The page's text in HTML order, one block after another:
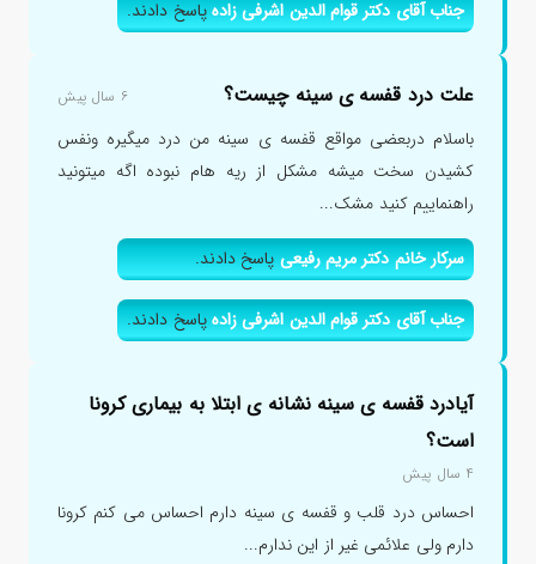
جناب آقای دکتر قوام الدین اشرفی زادهپاسخ دادند.
علت درد قفسه ی سینه چیست؟ ۶ سال پیش
باسلام دربعضی مواقع قفسه ی سینه من درد میگیره ونفس
کشیدن سخت میشه مشکل از ریه هام نبوده اگه میتونید
راهنماییم کنید مشک...
سرکار خانم دکتر مریم رفیعیپاسخ دادند.
جناب آقای دکتر قوام الدین اشرفی زادهپاسخ دادند.
آیادرد قفسه ی سینه نشانه ی ابتلا به بیماری کرونا
است؟
۴ سال پیش
احساس درد قلب و قفسه ی سینه دارم احساس می کنم کرونا
دارم ولی علائمی غیر از این ندارم...